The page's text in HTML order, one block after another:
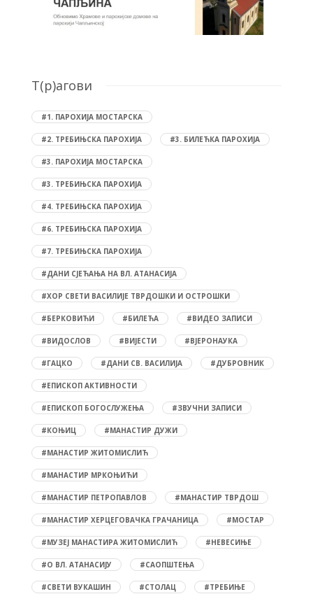
T(р)агови
#1. ПАРОХИЈА МОСТАРСКА
#2. ТРЕБИЊСКА ПАРОХИЈА #3. БИЛЕЋКА ПАРОХИЈА
#3. ПАРОХИЈА МОСТАРСКА
#3. ТРЕБИЊСКА ПАРОХИЈА
#4. ТРЕБИЊСКА ПАРОХИЈА
#6. ТРЕБИЊСКА ПАРОХИЈА
#7. ТРЕБИЊСКА ПАРОХИЈА
#ДАНИ СЈЕЋАЊА НА ВЛ. АТАНАСИЈА
#ХОР СВЕТИ ВАСИЛИЈЕ ТВРДОШКИ И ОСТРОШКИ
#БЕРКОВИЋИ #БИЛЕЋА #ВИДЕО ЗАПИСИ
#ВИДОСЛОВ #ВИЈЕСТИ #ВЈЕРОНАУКА
#ГАЦКО #ДАНИ СВ. ВАСИЛИЈА #ДУБРОВНИК
#ЕПИСКОП АКТИВНОСТИ
#ЕПИСКОП БОГОСЛУЖЕЊА #ЗВУЧНИ ЗАПИСИ
#КОЊИЦ #МАНАСТИР ДУЖИ
#МАНАСТИР ЖИТОМИСЛИЋ
#МАНАСТИР МРКОЊИЋИ
#МАНАСТИР ПЕТРОПАВЛОВ #МАНАСТИР ТВРДОШ
#МАНАСТИР ХЕРЦЕГОВАЧКА ГРАЧАНИЦА #МОСТАР
#МУЗЕЈ МАНАСТИРА ЖИТОМИСЛИЋ #НЕВЕСИЊЕ
#О ВЛ. АТАНАСИЈУ #САОПШТЕЊА
#СВЕТИ ВУКАШИН #СТОЛАЦ #ТРЕБИЊЕ